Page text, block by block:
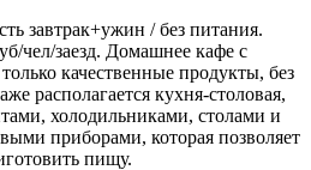
завтрак+ужин / без питания.
чел/заезд. Домашнее кафе с
качественные продукты, без
располагается кухня-столовая,
холодильниками, столами и
приборами, которая позволяет
пищу.